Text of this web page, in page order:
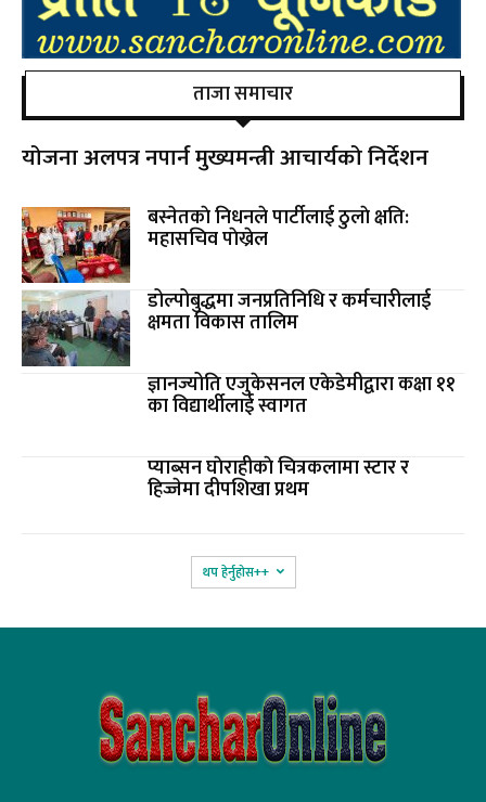
ताजा समाचार
योजना अलपत्र नपार्न मुख्यमन्त्री आचार्यको निर्देशन
बस्नेतकाे निधनले पार्टीलाई ठुलाे क्षति:
महासचिव पाेख्रेल
डोल्पोबुद्धमा जनप्रतिनिधि र कर्मचारीलाई
क्षमता विकास तालिम
ज्ञानज्योति एजुकेसनल एकेडेमीद्वारा कक्षा ११
का विद्यार्थीलाई स्वागत
प्याब्सन घाेराहीकाे चित्रकलामा स्टार र
हिज्जेमा दीपशिखा प्रथम
थप हेर्नुहोस‌++